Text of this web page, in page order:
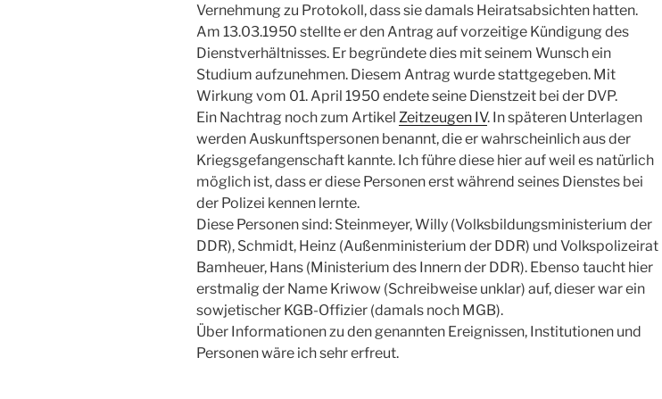
Vernehmung zu Protokoll, dass sie damals Heiratsabsichten hatten.
Am 13.03.1950 stellte er den Antrag auf vorzeitige Kündigung des
Dienstverhältnisses. Er begründete dies mit seinem Wunsch ein
Studium aufzunehmen. Diesem Antrag wurde stattgegeben. Mit
Wirkung vom 01. April 1950 endete seine Dienstzeit bei der DVP.
Ein Nachtrag noch zum Artikel Zeitzeugen IV. In späteren Unterlagen
werden Auskunftspersonen benannt, die er wahrscheinlich aus der
Kriegsgefangenschaft kannte. Ich führe diese hier auf weil es natürlich
möglich ist, dass er diese Personen erst während seines Dienstes bei
der Polizei kennen lernte.
Diese Personen sind: Steinmeyer, Willy (Volksbildungsministerium der
DDR), Schmidt, Heinz (Außenministerium der DDR) und Volkspolizeirat
Bamheuer, Hans (Ministerium des Innern der DDR). Ebenso taucht hier
erstmalig der Name Kriwow (Schreibweise unklar) auf, dieser war ein
sowjetischer KGB-Offizier (damals noch MGB).
Über Informationen zu den genannten Ereignissen, Institutionen und
Personen wäre ich sehr erfreut.